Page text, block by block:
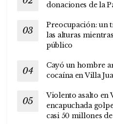
donaciones de la
Preocupación: un
las alturas
público
Cayó un hombre
cocaína en Villa
Violento asalto en
encapuchada
casi 50 millones de